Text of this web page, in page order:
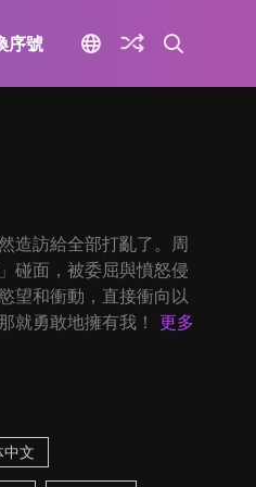
序號
造訪給全部打亂了。周
碰面，被委屈與憤怒侵
望和衝動，直接衝向以
勇敢地擁有我！
更多
中文